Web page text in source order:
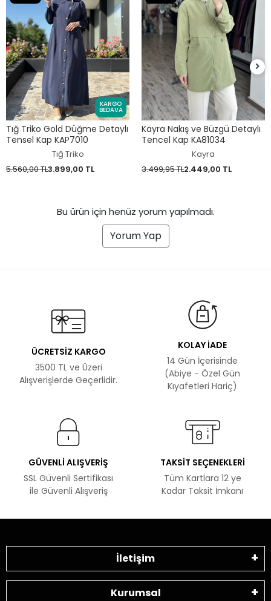
KARGO
BEDAVA
Tığ Triko Gold Düğme Detaylı
Tensel Kap KAP7010
Tığ Triko
5.560,00 TL3.899,00 TL
Kayra Nakış ve Büzgü Detaylı
Tencel Kap KA81034
Kayra
3.499,95 TL2.449,00 TL
Bu ürün için henüz yorum yapılmadı.
Yorum Yap
ÜCRETSİZ KARGO
3500 TL ve Üzeri
Alışverişlerde Geçerlidir.
KOLAY İADE
14 Gün İçerisinde
(Abiye - Özel Gün
Kıyafetleri Hariç)
GÜVENLİ ALIŞVERİŞ
SSL Güvenli Sertifikası
ile Güvenli Alışveriş
TAKSİT SEÇENEKLERİ
Tüm Kartlara 12 ye
Kadar Taksit İmkanı
İletişim
Kurumsal